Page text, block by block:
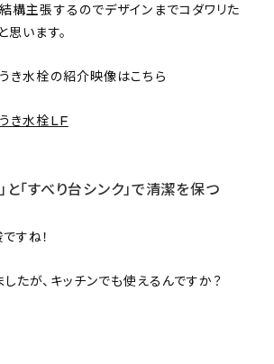
構主張するのでデザインまでコダワリた
思います。
き水栓の紹介映像はこちら
き水栓LF
と「すべり台シンク」で清潔を保つ
すね！
たが、キッチンでも使えるんですか？